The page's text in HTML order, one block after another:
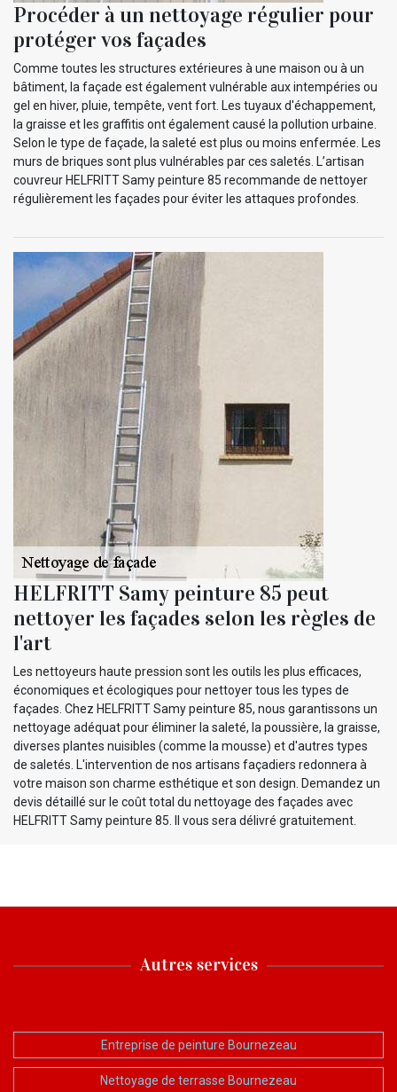
Procéder à un nettoyage régulier pour
protéger vos façades
Comme toutes les structures extérieures à une maison ou à un
bâtiment, la façade est également vulnérable aux intempéries ou
gel en hiver, pluie, tempête, vent fort. Les tuyaux d'échappement,
la graisse et les graffitis ont également causé la pollution urbaine.
Selon le type de façade, la saleté est plus ou moins enfermée. Les
murs de briques sont plus vulnérables par ces saletés. L’artisan
couvreur HELFRITT Samy peinture 85 recommande de nettoyer
régulièrement les façades pour éviter les attaques profondes.
HELFRITT Samy peinture 85 peut
nettoyer les façades selon les règles de
l'art
Les nettoyeurs haute pression sont les outils les plus efficaces,
économiques et écologiques pour nettoyer tous les types de
façades. Chez HELFRITT Samy peinture 85, nous garantissons un
nettoyage adéquat pour éliminer la saleté, la poussière, la graisse,
diverses plantes nuisibles (comme la mousse) et d'autres types
de saletés. L'intervention de nos artisans façadiers redonnera à
votre maison son charme esthétique et son design. Demandez un
devis détaillé sur le coût total du nettoyage des façades avec
HELFRITT Samy peinture 85. Il vous sera délivré gratuitement.
Autres services
Entreprise de peinture Bournezeau
Nettoyage de terrasse Bournezeau